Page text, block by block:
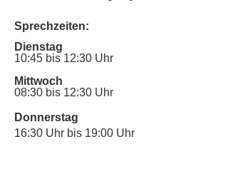
Sprechzeiten:
Dienstag
10:45 bis 12:30 Uhr
Mittwoch
08:30 bis 12:30 Uhr
Donnerstag
16:30 Uhr bis 19:00 Uhr